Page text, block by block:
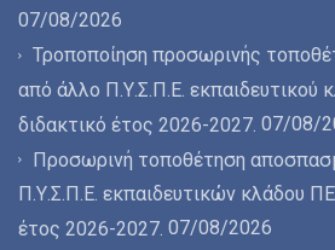
07/08/2026
Τροποποίηση προσωρινής
από άλλο Π.Υ.Σ.Π.Ε. εκπαιδευτικού
διδακτικό έτος 2026-2027. 07/08/
Προσωρινή τοποθέτηση
Π.Υ.Σ.Π.Ε. εκπαιδευτικών κλάδου
έτος 2026-2027. 07/08/2026